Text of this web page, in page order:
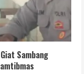
Sambang